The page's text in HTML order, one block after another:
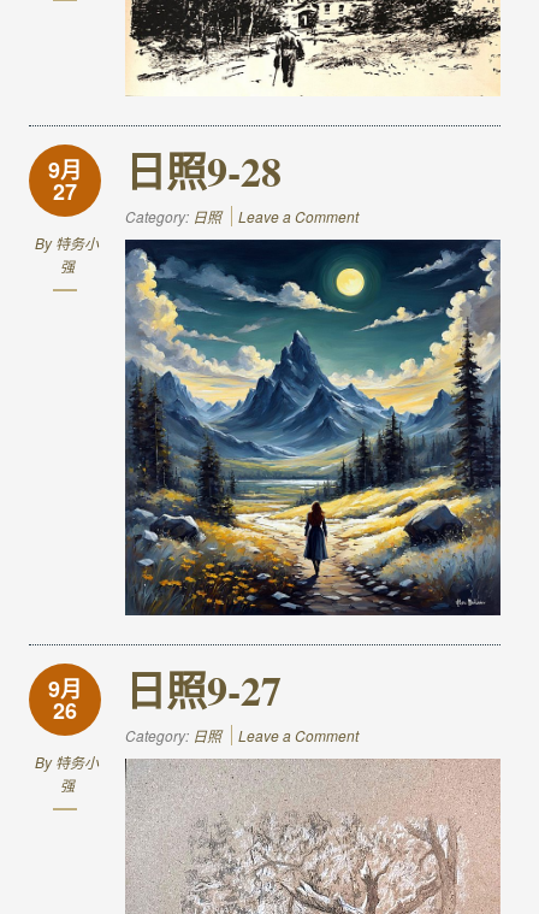
9月
27
By特务小
强
日照9-28
Category: 日照 Leave a Comment
9月
26
By特务小
强
日照9-27
Category: 日照 Leave a Comment